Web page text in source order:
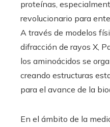
proteínas,
revolucionario para
A través de modelos
difracción de rayos X,
los aminoácidos se
creando estructuras
para el avance de la
En el ámbito de la